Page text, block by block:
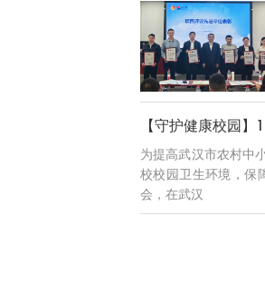
【守护健康校园
为提高武汉市农村中
校校园卫生环境，保
会，在武汉